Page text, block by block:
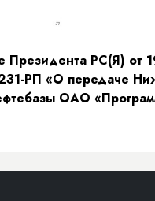
Президента РС(Я) от
РП «О передаче
ОАО